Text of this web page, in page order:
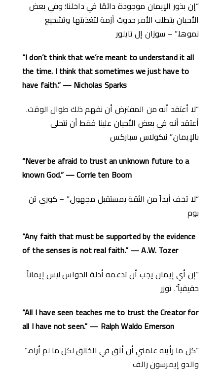
“إن بذور الإيمان موجودة دائمًا في داخلنا؛ وفي بعض
الأحيان يتطلب الأمر حدوث أزمة لتغذيتها وتشجيع
نموها.” – سوزان إل تايلور
“I don’t think that we’re meant to understand it all
the time. I think that sometimes we just have to
have faith.” — Nicholas Sparks
“لا أعتقد أنه من المفترض أن نفهم ذلك طوال الوقت.
أعتقد أنه في بعض الأحيان علينا فقط أن نتحلى
بالإيمان.” نيكولاس سباركس
“Never be afraid to trust an unknown future to a
known God.” — Corrie ten Boom
“لا تخف أبداً من الثقة بمستقبل مجهول.” – كوري تن
بوم
“Any faith that must be supported by the evidence
of the senses is not real faith.” — A.W. Tozer
“إن أي إيمان يجب أن تدعمه أدلة الحواس ليس إيماناً
حقيقياً”. توزر
“All I have seen teaches me to trust the Creator for
all I have not seen.” — Ralph Waldo Emerson
“كل ما رأيته علمني أن أثق في الخالق لكل ما لم أراه.”
والدو إيمرسون رالف